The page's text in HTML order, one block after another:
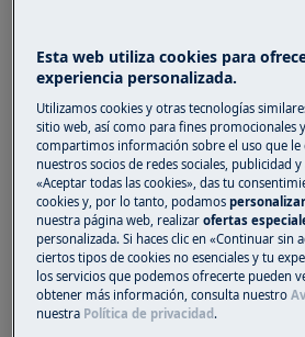
Normalmente, los filtros de
absorben el vapor de los
En circunstancias normales,
lavarse cada 3-4 meses o, si se
intensivo, más
la campana de cocina, solo
de carbón un máximo de 5
los casos, puede lavar los
antes de cambiarlos.
Cuando los filtros ya no
alimentos que cocina, debe
Esta web utiliza cookies para
experiencia personalizada.
Utilizamos cookies y otras tecnologías
sitio web, así como para fines promocionales
compartimos información sobre el uso que le
nuestros socios de redes sociales, publicidad
«Aceptar todas las cookies», das tu
cookies y, por lo tanto, podamos
nuestra página web, realizarofertas
personalizada. Si haces clic en «Continuar sin
ciertos tipos de cookies no esenciales y tu
los servicios que podemos ofrecerte pueden
obtener más información, consulta nuestro
nuestra Política de privacidad .